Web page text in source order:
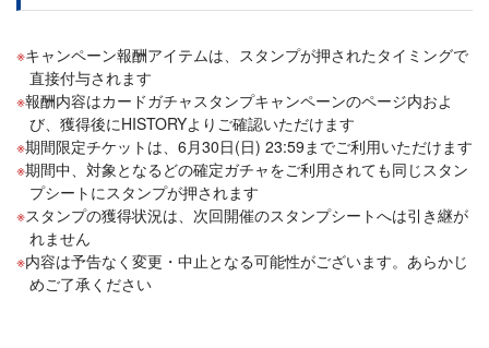
キャンペーン報酬アイテムは、スタンプが押されたタイミングで
直接付与されます
報酬内容はカードガチャスタンプキャンペーンのページ内およ
び、獲得後にHISTORYよりご確認いただけます
期間限定チケットは、6月30日(日) 23:59までご利用いただけます
期間中、対象となるどの確定ガチャをご利用されても同じスタン
プシートにスタンプが押されます
スタンプの獲得状況は、次回開催のスタンプシートへは引き継が
れません
内容は予告なく変更・中止となる可能性がございます。あらかじ
めご了承ください